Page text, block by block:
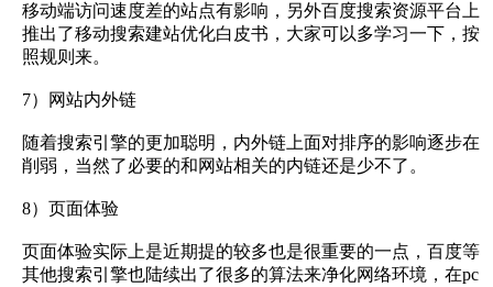
移动端访问速度差的站点有影响，另外百度搜索资源平台上
推出了移动搜索建站优化白皮书，大家可以多学习一下，按
照规则来。
7）网站内外链
随着搜索引擎的更加聪明，内外链上面对排序的影响逐步在
削弱，当然了必要的和网站相关的内链还是少不了。
8）页面体验
页面体验实际上是近期提的较多也是很重要的一点，百度等
其他搜索引擎也陆续出了很多的算法来净化网络环境，在pc